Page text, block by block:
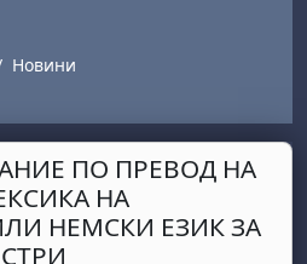
Новини
ПО ПРЕВОД НА
НА
НЕМСКИ ЕЗИК ЗА